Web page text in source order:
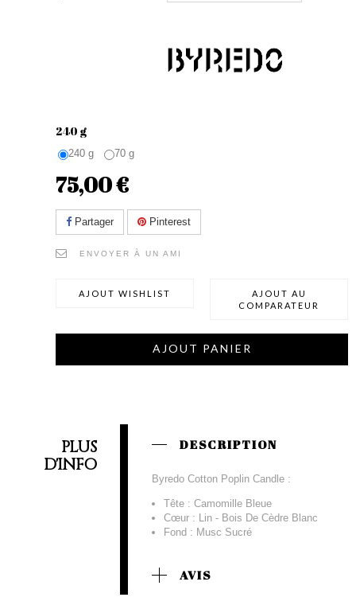
240 g
240 g 70 g
75,00 €
Partager Pinterest
ENVOYER À UN AMI
AJOUT WISHLIST
AJOUT AU
COMPARATEUR
AJOUT PANIER
PLUS
D'INFO
DESCRIPTION
Byredo Cotton Poplin Candle :
Tête : Camomille Bleue
Cœur : Lin - Bois De Cèdre Blanc
Fond : Musc Sucré
AVIS